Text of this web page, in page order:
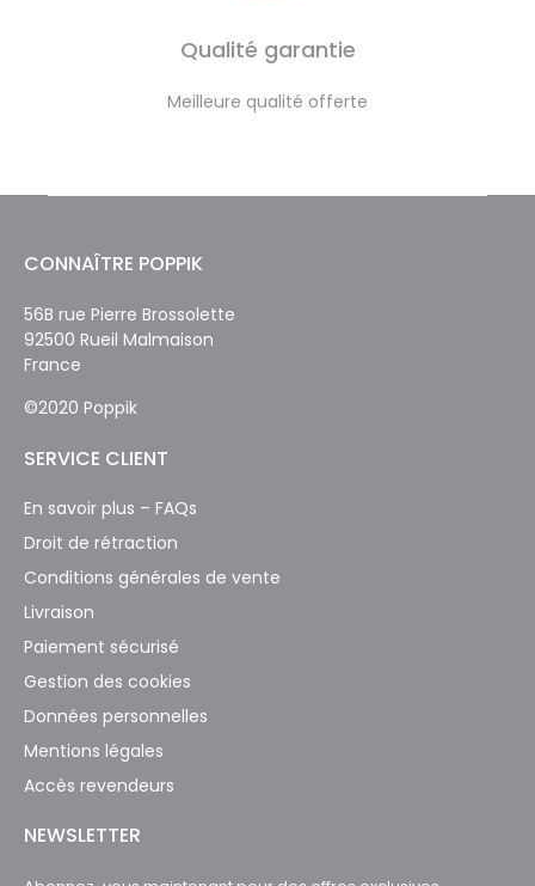
Qualité garantie
Meilleure qualité offerte
CONNAÎTRE POPPIK
56B rue Pierre Brossolette
92500 Rueil Malmaison
France
©2020 Poppik
SERVICE CLIENT
En savoir plus – FAQs
Droit de rétraction
Conditions générales de vente
Livraison
Paiement sécurisé
Gestion des cookies
Données personnelles
Mentions légales
Accès revendeurs
NEWSLETTER